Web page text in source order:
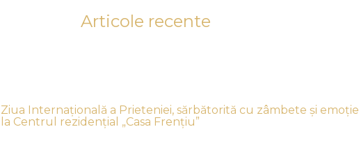
Articole recente
Ziua Internațională a Prieteniei, sărbătorită cu zâmbete și emoție
la Centrul rezidențial „Casa Frențiu”